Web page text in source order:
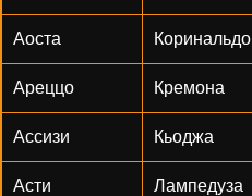
Аоста Коринальдо
Ареццо Кремона
Ассизи Кьоджа
Асти Лампедуза